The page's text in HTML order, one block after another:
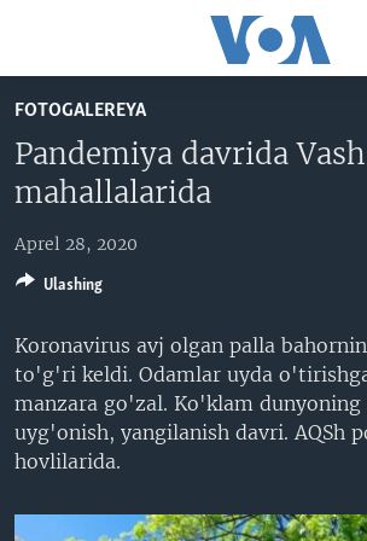
boring
Boshiga
Qidiruvga
o'ting
AMERIKA
XALQARO
MULTIMEDIA
AMERIKA MANZARALARI
XALQARO HAYOT
VASHINGTON CHOYXONASI
MOBIL-SALOM!
IJTIMOIY TARMOQLAR
FACEBOOK
YOUTUBE
INSTAGRAM
INGLIZ TILI DARSLARI
EDITORIAL
FOTOGALEREYA
Pandemiya davrida
mahallalarida
Aprel 28, 2020
Koronavirus avj olgan palla
to'g'ri keldi. Odamlar uyda
manzara go'zal. Ko'klam
uyg'onish, yangilanish davri. AQSh
hovlilarida.
Ulashing